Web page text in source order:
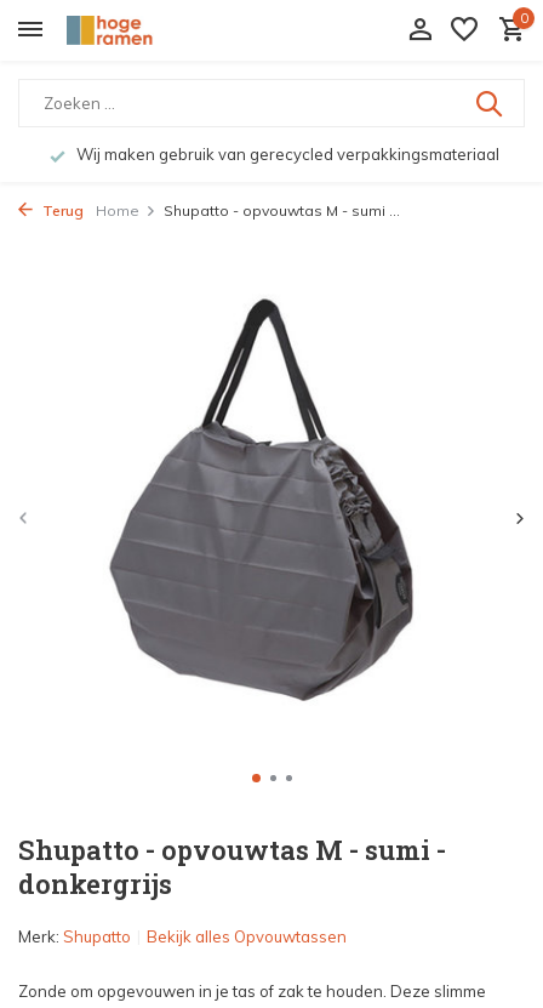
0
Wij maken gebruik van gerecycled verpakkingsmateriaal
Terug Home Shupatto - opvouwtas M - sumi ...
Shupatto - opvouwtas M - sumi -
donkergrijs
Merk: Shupatto Bekijk alles Opvouwtassen
Zonde om opgevouwen in je tas of zak te houden. Deze slimme